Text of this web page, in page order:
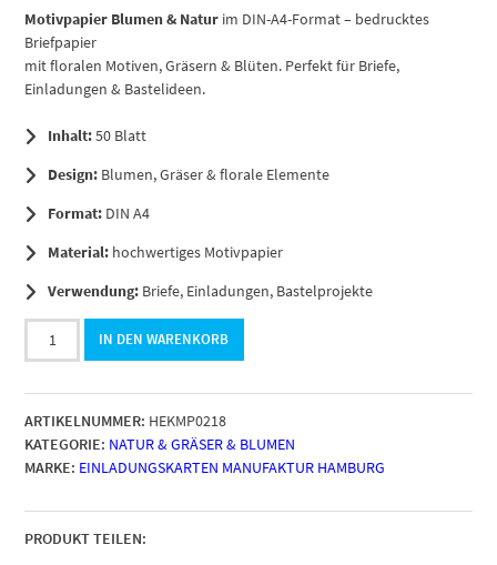
Motivpapier Blumen & Natur im DIN-A4-Format – bedrucktes
Briefpapier
mit floralen Motiven, Gräsern & Blüten. Perfekt für Briefe,
Einladungen & Bastelideen.
Inhalt:50 Blatt
Design: Blumen, Gräser & florale Elemente
Format: DIN A4
Material: hochwertiges Motivpapier
Verwendung: Briefe, Einladungen, Bastelprojekte
50
Blatt
DIN
A4,
Motiv
Eucalyptus
mit
Gold-
IN DEN WARENKORB
ARTIKELNUMMER: HEKMP0218
KATEGORIE: NATUR & GRÄSER & BLUMEN
MARKE: EINLADUNGSKARTEN MANUFAKTUR HAMBURG
PRODUKT TEILEN: